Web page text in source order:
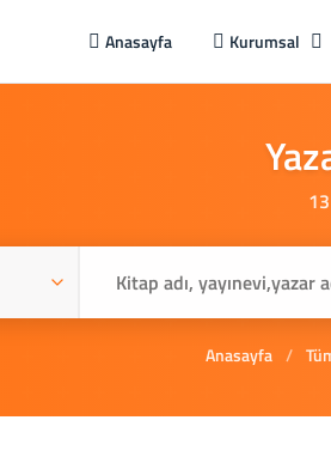
Anasayfa Kurumsal
Anasayfa /